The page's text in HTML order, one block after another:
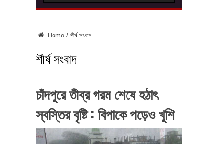
Home / শীর্ষ সংবাদ
শীর্ষ সংবাদ
চাঁদপুরে তীব্র গরম শেষে হঠাৎ
স্বস্তির বৃষ্টি : বিপাকে পড়েও খুশি